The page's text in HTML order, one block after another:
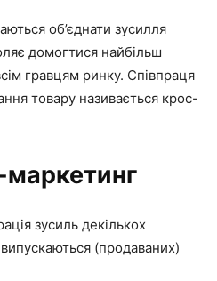
об’єднати зусилля
домогтися найбільш
гравцям ринку. Співпраця
товару називається крос-
зусиль декількох
(продаваних)